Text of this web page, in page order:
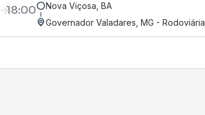
18:00
Nova Viçosa, BA
Governador Valadares, MG - Rodoviária